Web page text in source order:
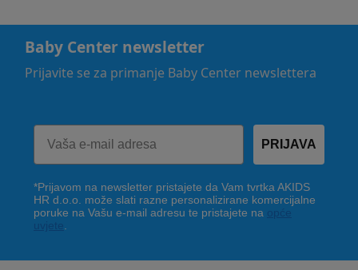
Baby Center newsletter
Prijavite se za primanje Baby Center newslettera
PRIJAVA
*Prijavom na newsletter pristajete da Vam tvrtka AKIDS
HR d.o.o. može slati razne personalizirane komercijalne
poruke na Vašu e-mail adresu te pristajete na